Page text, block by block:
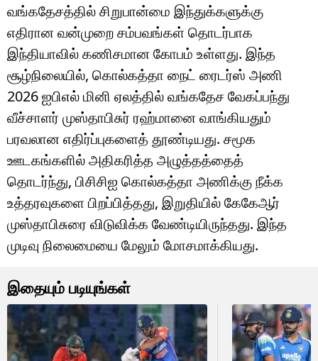
வங்கதேசத்தில் சிறுபான்மை இந்துக்களுக்கு
எதிரான வன்முறை சம்பவங்கள் தொடர்பாக
இந்தியாவில் கணிசமான கோபம் உள்ளது. இந்த
சூழ்நிலையில், கொல்கத்தா நைட் ரைடர்ஸ் அணி
2026 ஐபிஎல் மினி ஏலத்தில் வங்கதேச வேகப்பந்து
வீச்சாளர் முஸ்தாபிசுர் ரஹ்மானை வாங்கியதும்
பரவலான எதிர்ப்புகளைத் தூண்டியது. சமூக
ஊடகங்களில் அதிகரித்த அழுத்தத்தைத்
தொடர்ந்து, பிசிசிஐ கொல்கத்தா அணிக்கு நீக்க
உத்தரவுகளை பிறப்பித்தது, இறுதியில் கேகேஆர்
முஸ்தாபிசுரை விடுவிக்க வேண்டியிருந்தது. இந்த
முடிவு நிலைமையை மேலும் மோசமாக்கியது.
இதையும் படியுங்கள்